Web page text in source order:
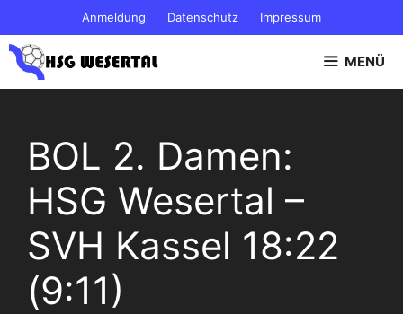
Inhalt
springen
Anmeldung Datenschutz Impressum
MENÜ
BOL 2. Damen:
HSG Wesertal –
SVH Kassel 18:22
(9:11)